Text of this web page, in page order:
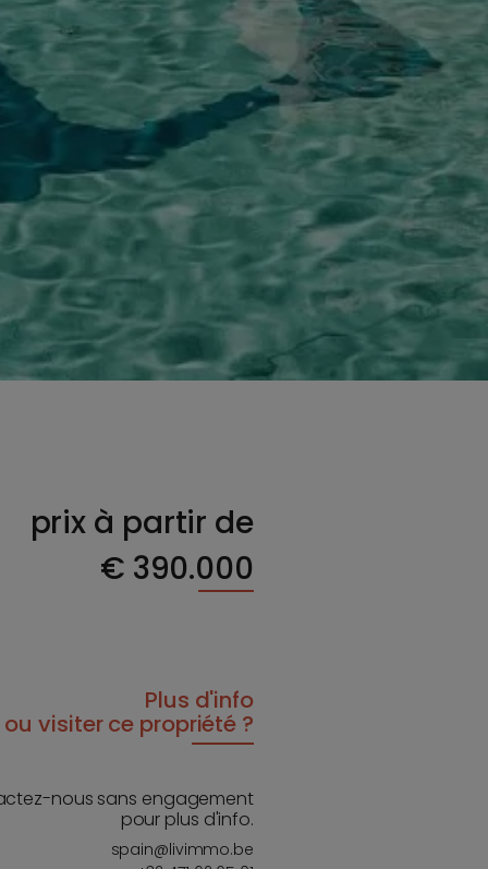
prix à partir de
€ 390.000
Plus d'info
ou visiter ce propriété ?
nous sans engagement
pour plus d'info.
spain@livimmo.be